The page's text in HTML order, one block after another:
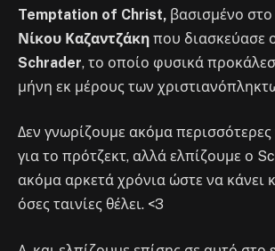
Temptation of Christ, βασισμένο στο
Νίκου Καζαντζάκη που διασκεύασε
Schrader, το οποίο φυσικά
μήνη εκ μέρους των
Δεν γνωρίζουμε ακόμα
για το πρότζεκτ, αλλά ελπίζουμε ο
ακόμα αρκετά χρόνια ώστε να κάνει
όσες ταινίες θέλει. <3